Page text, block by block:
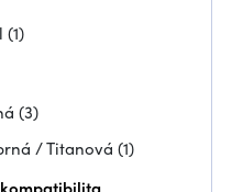
(1)
(3)
/ Titanová (1)